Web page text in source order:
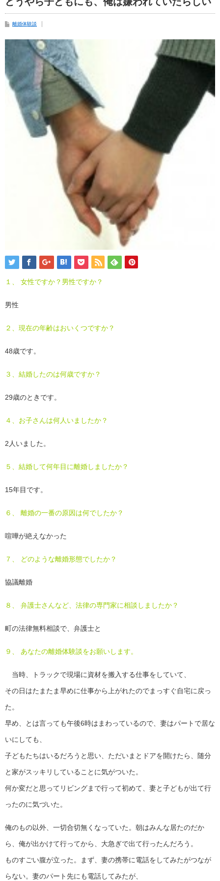
離婚体験談
１、 女性ですか？男性ですか？
男性
２、現在の年齢はおいくつですか？
48歳です。
３、結婚したのは何歳ですか？
29歳のときです。
４、お子さんは何人いましたか？
2人いました。
５、結婚して何年目に離婚しましたか？
15年目です。
６、 離婚の一番の原因は何でしたか？
喧嘩が絶えなかった
７、 どのような離婚形態でしたか？
協議離婚
８、 弁護士さんなど、法律の専門家に相談しましたか？
町の法律無料相談で、弁護士と
９、 あなたの離婚体験談をお願いします。
当時、トラックで現場に資材を搬入する仕事をしていて、
その日はたまたま早めに仕事から上がれたのでまっすぐ自宅に戻っ
た。
早め、とは言っても午後6時はまわっているので、妻はパートで居な
いにしても、
子どもたちはいるだろうと思い、ただいまとドアを開けたら、随分
と家がスッキリしていることに気がついた。
何か変だと思ってリビングまで行って初めて、妻と子どもが出て行
ったのに気づいた。
俺のもの以外、一切合切無くなっていた。朝はみんな居たのだか
ら、俺が出かけて行ってから、大急ぎで出て行ったんだろう。
ものすごい腹が立った。まず、妻の携帯に電話をしてみたがつなが
らない。妻のパート先にも電話してみたが、